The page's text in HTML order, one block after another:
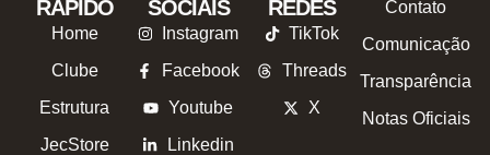
RÁPIDO
Home
Clube
Estrutura
JecStore
SOCIAIS
Instagram
Facebook
Youtube
Linkedin
REDES
TikTok
Threads
X
Contato
Comunicação
Transparência
Notas Oficiais